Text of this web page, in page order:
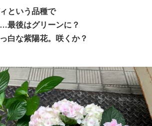
という品種で
最後はグリーンに？
白な紫陽花。咲くか？